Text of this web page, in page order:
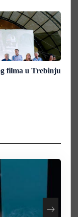
filma u Trebinju